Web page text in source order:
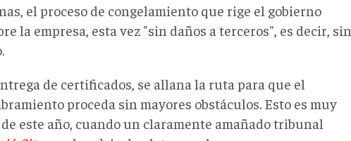
el proceso de congelamiento que rige el gobierno
la empresa, esta vez "sin daños a terceros", es decir, sin
de certificados, se allana la ruta para que el
proceda sin mayores obstáculos. Esto es muy
este año, cuando un claramente amañado tribunal